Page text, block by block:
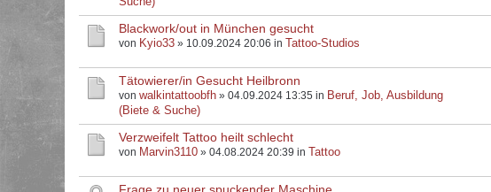
Blackwork/out in München gesucht
von Kyio33 » 10.09.2024 20:06 in Tattoo-Studios
Tätowierer/in Gesucht Heilbronn
von walkintattoobfh » 04.09.2024 13:35 in Beruf, Job, Ausbildung
(Biete & Suche)
Verzweifelt Tattoo heilt schlecht
von Marvin3110 » 04.08.2024 20:39 in Tattoo